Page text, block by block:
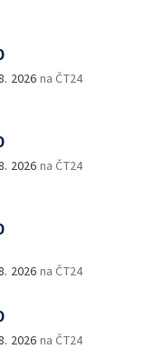
2026 na ČT24
2026 na ČT24
2026 na ČT24
2026 na ČT24